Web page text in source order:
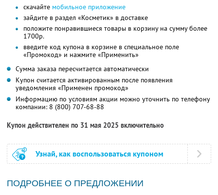
скачайте мобильное приложение
зайдите в раздел «Косметик» в доставке
положите понравившиеся товары в корзину на сумму более
1700р.
введите код купона в корзине в специальное поле
«Промокод» и нажмите «Применить»
Сумма заказа пересчитается автоматически
Купон считается активированным после появления
уведомления «Применен промокод»
Информацию по условиям акции можно уточнить по телефону
компании: 8 (800) 707-68-88
Купон действителен по 31 мая 2025 включительно
Узнай, как воспользоваться купоном
ПОДРОБНЕЕ О ПРЕДЛОЖЕНИИ